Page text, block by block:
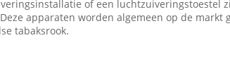
of een
apparaten worden algemeen op de
tabaksrook.